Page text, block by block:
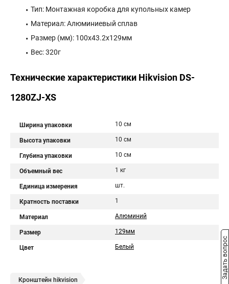
Тип: Монтажная коробка для купольных камер
Материал: Алюминиевый сплав
Размер (мм): 100x43.2x129мм
Вес: 320г
Технические характеристики Hikvision DS-
1280ZJ-XS
Ширина упаковки 10 см
Высота упаковки 10 см
Глубина упаковки 10 см
Объемный вес 1 кг
Единица измерения шт.
Кратность поставки 1
Материал Алюминий
Размер 129мм
Цвет Белый
Кронштейн hikvision Задать вопрос